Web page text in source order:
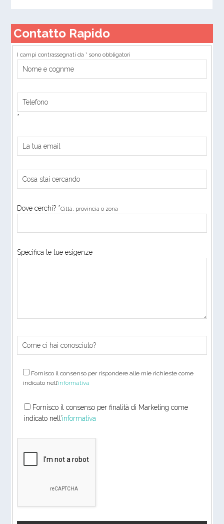
Contatto Rapido
I campi contrassegnati da * sono obbligatori
*
Dove cerchi? *Città, provincia o zona
Specifica le tue esigenze
Fornisco il consenso per rispondere alle mie richieste come
indicato nell’informativa
Fornisco il consenso per finalità di Marketing come
indicato nell’informativa